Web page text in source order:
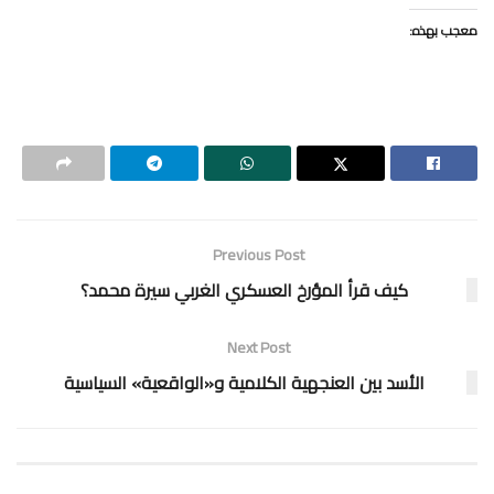
معجب بهذه:
Previous Post
كيف قرأ المؤرخ العسكري الغربي سيرة محمد؟
Next Post
الأسد بين العنجهية الكلامية و«الواقعية» السياسية